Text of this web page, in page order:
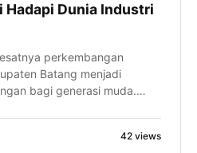
Hadapi Dunia Industri
perkembangan
Batang menjadi
bagi generasi muda.
ke PT Feed and Care De42 views